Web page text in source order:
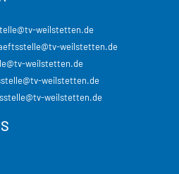
weilstetten.de
weilstetten.de
weilstetten.de
weilstetten.de
weilstetten.de